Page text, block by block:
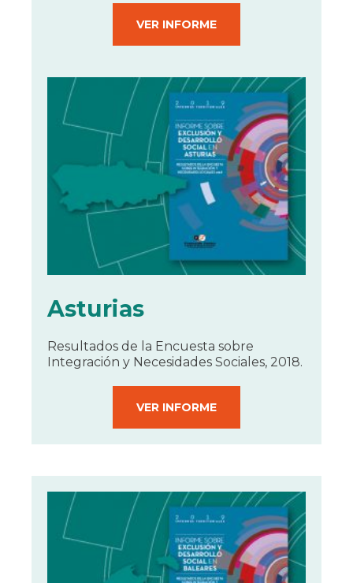
VER INFORME
Asturias
Resultados de la Encuesta sobre
Integración y Necesidades Sociales, 2018.
VER INFORME